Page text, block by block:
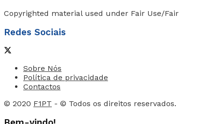
Copyrighted material used under Fair Use/Fair
Redes Sociais
Sobre Nós
Política de privacidade
Contactos
© 2020 F1PT - © Todos os direitos reservados.